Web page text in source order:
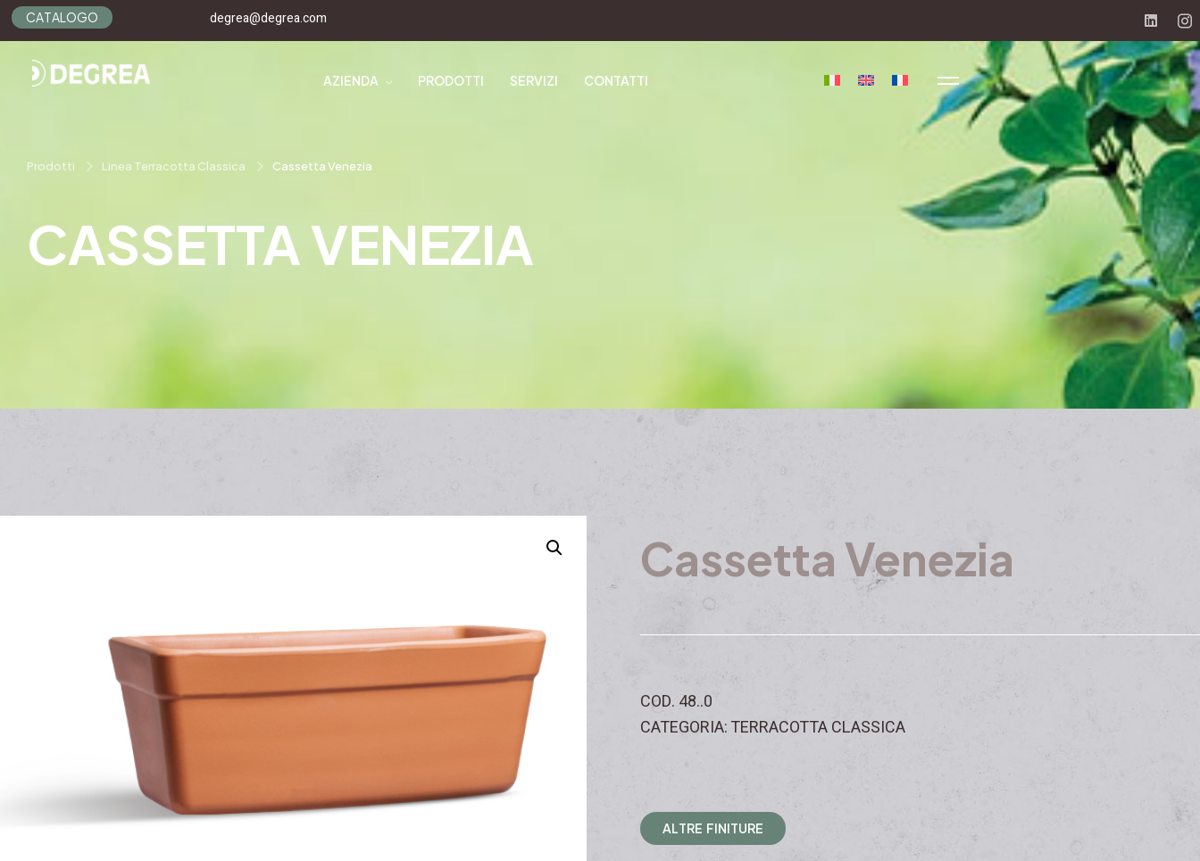
CATAL OGO degrea@degrea.com
AZIENDA PRODOTTI SERVIZI CONTATTI
Prodotti Linea Terracotta Classica Cassetta Venezia
CASSETTA VENEZIA
Cassetta Venezia
COD. 48..0
CATEGORIA: TERRACOTTA CLASSICA
ALTRE FINITURE